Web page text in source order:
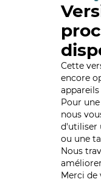
Cette
encore
Pour
nous
d'utiliser
ou une
Nous
Merci de